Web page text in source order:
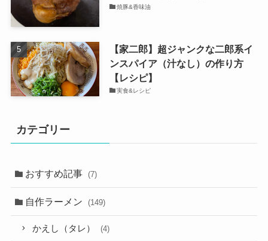
焼豚&香味油
【家二郎】超ジャンクな二郎系イ
ンスパイア（汁なし）の作り方
【レシピ】
実食&レシピ
カテゴリー
おすすめ記事 (7)
自作ラーメン (149)
かえし（タレ） (4)